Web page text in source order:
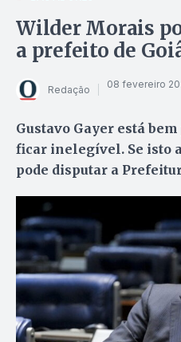
Wilder Morais
a prefeito de
Redação 08 fevereiro
Gustavo Gayer está
ficar inelegível. Se isto
pode disputar a